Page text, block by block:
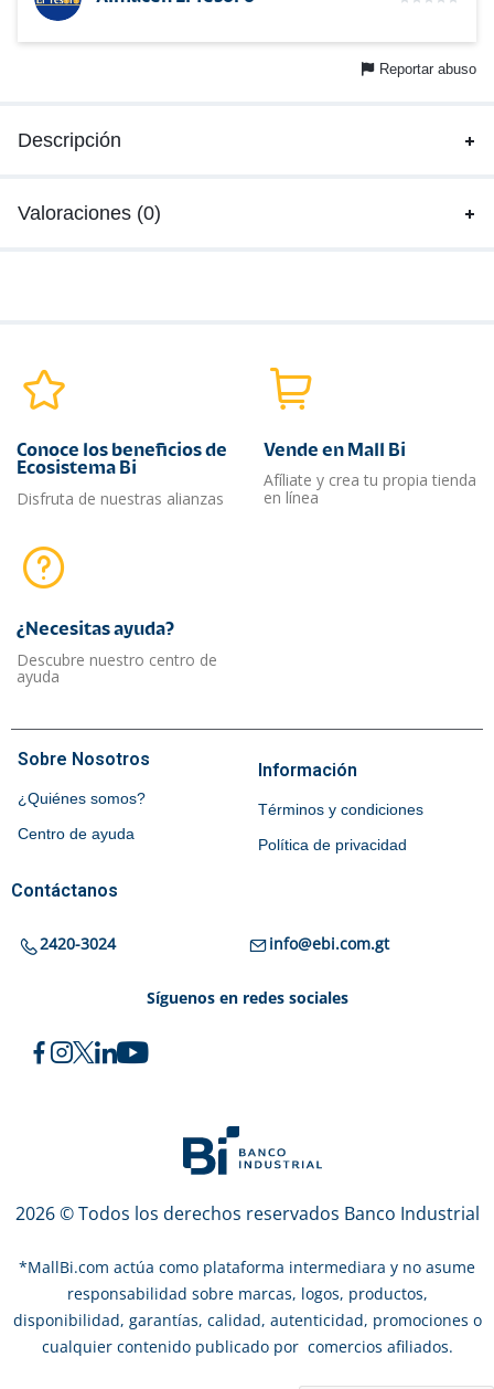
Reportar abuso
Descripción
Valoraciones (0)
Conoce los beneficios de
Ecosistema Bi
Disfruta de nuestras alianzas
Vende en Mall Bi
Afíliate y crea tu propia tienda
en línea
¿Necesitas ayuda?​
Descubre nuestro centro de
ayuda
Sobre Nosotros
¿Quiénes somos?
Centro de ayuda
Información
Términos y condiciones
Política de privacidad
Contáctanos
2420-3024 info@ebi.com.gt
Síguenos en redes sociales
2026 © Todos los derechos reservados Banco Industrial
*MallBi.com actúa como plataforma intermediara y no asume
responsabilidad sobre marcas, logos, productos,
disponibilidad, garantías, calidad, autenticidad, promociones o
cualquier contenido publicado por comercios afiliados.